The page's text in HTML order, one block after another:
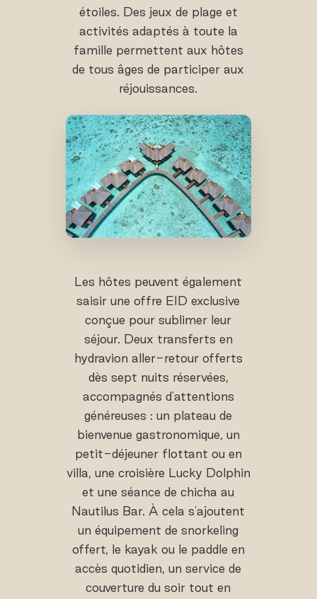
étoiles. Des jeux de plage et
activités adaptés à toute la
famille permettent aux hôtes
de tous âges de participer aux
réjouissances.
Les hôtes peuvent également
saisir une offre EID exclusive
conçue pour sublimer leur
séjour. Deux transferts en
hydravion aller-retour offerts
dès sept nuits réservées,
accompagnés d'attentions
généreuses : un plateau de
bienvenue gastronomique, un
petit-déjeuner flottant ou en
villa, une croisière Lucky Dolphin
et une séance de chicha au
Nautilus Bar. À cela s'ajoutent
un équipement de snorkeling
offert, le kayak ou le paddle en
accès quotidien, un service de
couverture du soir tout en